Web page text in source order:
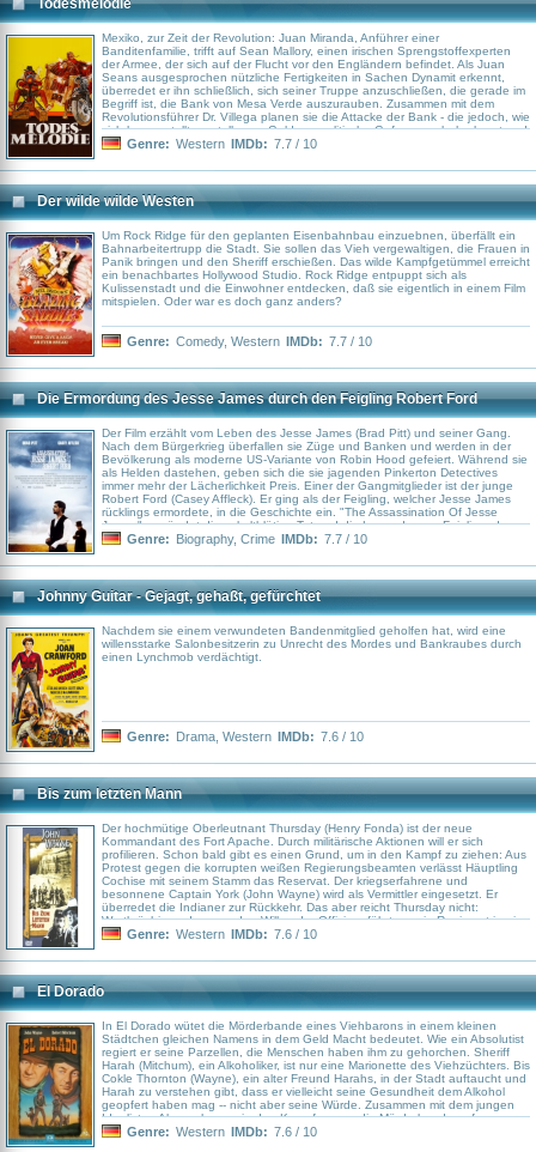
Todesmelodie
Mexiko, zur Zeit der Revolution: Juan Miranda, Anführer einer
Banditenfamilie, trifft auf Sean Mallory, einen irischen Sprengstoffexperten
der Armee, der sich auf der Flucht vor den Engländern befindet. Als Juan
Seans ausgesprochen nützliche Fertigkeiten in Sachen Dynamit erkennt,
überredet er ihn schließlich, sich seiner Truppe anzuschließen, die gerade im
Begriff ist, die Bank von Mesa Verde auszurauben. Zusammen mit dem
Revolutionsführer Dr. Villega planen sie die Attacke der Bank - die jedoch, wie
sich herausstellt, anstelle von Geld nur politische Gefangene beherbergt und
die Banditen unfreiwillig zu Helden der Revolution macht.
Genre: Western IMDb: 7.7 / 10
Der wilde wilde Westen
Um Rock Ridge für den geplanten Eisenbahnbau einzuebnen, überfällt ein
Bahnarbeitertrupp die Stadt. Sie sollen das Vieh vergewaltigen, die Frauen in
Panik bringen und den Sheriff erschießen. Das wilde Kampfgetümmel erreicht
ein benachbartes Hollywood Studio. Rock Ridge entpuppt sich als
Kulissenstadt und die Einwohner entdecken, daß sie eigentlich in einem Film
mitspielen. Oder war es doch ganz anders?
Genre: Comedy, Western IMDb: 7.7 / 10
Die Ermordung des Jesse James durch den Feigling Robert Ford
Der Film erzählt vom Leben des Jesse James (Brad Pitt) und seiner Gang.
Nach dem Bürgerkrieg überfallen sie Züge und Banken und werden in der
Bevölkerung als moderne US-Variante von Robin Hood gefeiert. Während sie
als Helden dastehen, geben sich die sie jagenden Pinkerton Detectives
immer mehr der Lächerlichkeit Preis. Einer der Gangmitglieder ist der junge
Robert Ford (Casey Affleck). Er ging als der Feigling, welcher Jesse James
rücklings ermordete, in die Geschichte ein. "The Assassination Of Jesse
James" ergründet diese kaltblütige Tat und die Legende vom Feigling, der
Jesse James umgebracht hat.
Genre: Biography, Crime IMDb: 7.7 / 10
Johnny Guitar - Gejagt, gehaßt, gefürchtet
Nachdem sie einem verwundeten Bandenmitglied geholfen hat, wird eine
willensstarke Salonbesitzerin zu Unrecht des Mordes und Bankraubes durch
einen Lynchmob verdächtigt.
Genre: Drama Western IMDb: 7.6 / 10
Bis zum letzten Mann
Der hochmütige Oberleutnant Thursday (Henry Fonda) ist der neue
Kommandant des Fort Apache. Durch militärische Aktionen will er sich
profilieren. Schon bald gibt es einen Grund, um in den Kampf zu ziehen: Aus
Protest gegen die korrupten weißen Regierungsbeamten verlässt Häuptling
Cochise mit seinem Stamm das Reservat. Der kriegserfahrene und
besonnene Captain York (John Wayne) wird als Vermittler eingesetzt. Er
überredet die Indianer zur Rückkehr. Das aber reicht Thursday nicht:
Wortbrüchig und gegen den Willen der Offiziere führt er sein Regiment in ein
Genre: Western IMDb: 7.6 / 10
El Dorado
In El Dorado wütet die Mörderbande eines Viehbarons in einem kleinen
Städtchen gleichen Namens in dem Geld Macht bedeutet. Wie ein Absolutist
regiert er seine Parzellen, die Menschen haben ihm zu gehorchen. Sheriff
Harah (Mitchum), ein Alkoholiker, ist nur eine Marionette des Viehzüchters. Bis
Cokle Thornton (Wayne), ein alter Freund Harahs, in der Stadt auftaucht und
Harah zu verstehen gibt, dass er vielleicht seine Gesundheit dem Alkohol
geopfert haben mag -- nicht aber seine Würde. Zusammen mit dem jungen
Idealisten Alan nehmen sie den Kampf gegen die Mörderbande auf.
Genre: Western IMDb: 7.6 / 10